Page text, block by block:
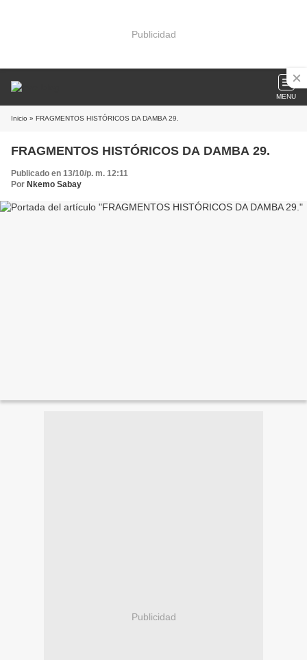
Publicidad
MENU
Inicio » FRAGMENTOS HISTÓRICOS DA DAMBA 29.
FRAGMENTOS HISTÓRICOS DA DAMBA 29.
Publicado en 13/10/p. m. 12:11
Por Nkemo Sabay
Publicidad